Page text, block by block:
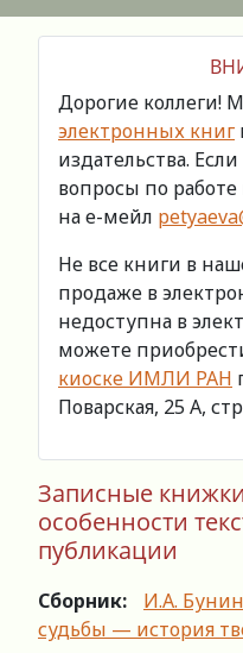
Дорогие коллеги!
электронных книг
издательства.
вопросы по
на е-мейл
Не все книги в
продаже в
недоступна в
можете
киоске ИМЛИ РАН
Поварская, 25 А,
Записные
особенности
публикации
Сборник:
И.А.
судьбы — история